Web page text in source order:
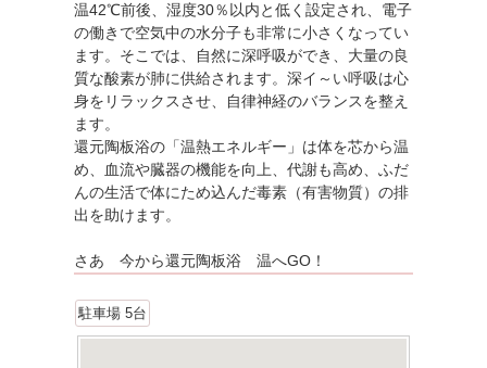
温42℃前後、湿度30％以内と低く設定され、電子
の働きで空気中の水分子も非常に小さくなってい
ます。そこでは、自然に深呼吸ができ、大量の良
質な酸素が肺に供給されます。深イ～い呼吸は心
身をリラックスさせ、自律神経のバランスを整え
ます。
還元陶板浴の「温熱エネルギー」は体を芯から温
め、血流や臓器の機能を向上、代謝も高め、ふだ
んの生活で体にため込んだ毒素（有害物質）の排
出を助けます。
さあ 今から還元陶板浴 温へGO！
駐車場 5台